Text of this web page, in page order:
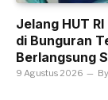
Jelang HUT
di Bunguran
Berlangsung
9 Agustus 2026 By